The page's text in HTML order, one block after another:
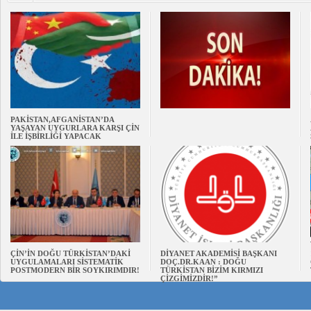
PAKİSTAN,AFGANİSTAN’DA
YAŞAYAN UYGURLARA KARŞI ÇİN
İLE İŞBİRLİĞİ YAPACAK
ÇİN’İN DOĞU TÜRKİSTAN’DAKİ
UYGULAMALARI SİSTEMATİK
POSTMODERN BİR SOYKIRIMDIR!
DİYANET AKADEMİSİ BAŞKANI
DOÇ.DR.KAAN : DOĞU
TÜRKİSTAN BİZİM KIRMIZI
ÇİZGİMİZDİR!”